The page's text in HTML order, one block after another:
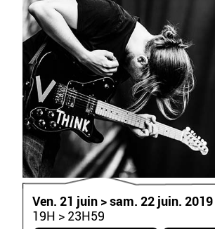
Ven. 21 juin > sam. 22 juin. 2019
19H > 23H59